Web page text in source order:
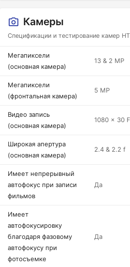
Камеры
Спецификации и тестирование камер
Мегапиксели
(основная камера)
13 & 2 MP
Мегапиксели
(фронтальная камера)
5 MP
Видео запись
(основная камера)
1080 x 30
Широкая апертура
(основная камера)
2.4 & 2.2 f
Имеет непрерывный
автофокус при записи
фильмов
Да
Имеет
автофокусировку
благодаря фазовому
автофокусу при
фотосъемке
Да